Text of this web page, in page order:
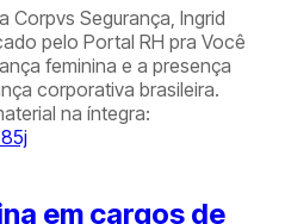
Corpvs Segurança, Ingrid
pelo Portal RH pra Você
feminina e a presença
corporativa brasileira.
na íntegra:
em cargos de